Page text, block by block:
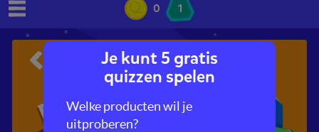
0 1
Taal
Je kunt 5 gratis
quizzen spelen
Welke producten wil je
uitproberen?